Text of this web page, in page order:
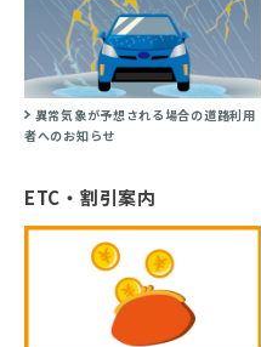
異常気象が予想される場合の道路利用
者へのお知らせ
ETC・割引案内